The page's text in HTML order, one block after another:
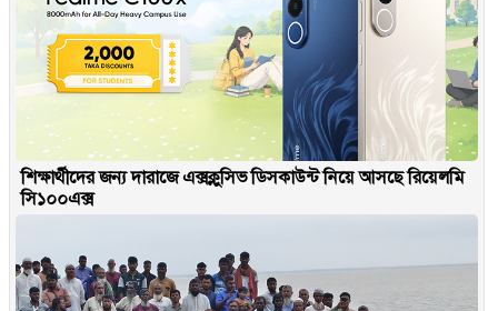
শিক্ষার্থীদের জন্য দারাজে এক্সক্লুসিভ ডিসকাউন্ট নিয়ে আসছে রিয়েলমি
সি১০০এক্স